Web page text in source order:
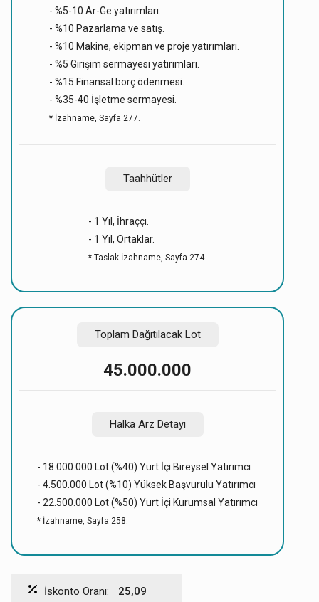
- %5-10 Ar-Ge yatırımları.
- %10 Pazarlama ve satış.
- %10 Makine, ekipman ve proje yatırımları.
- %5 Girişim sermayesi yatırımları.
- %15 Finansal borç ödenmesi.
- %35-40 İşletme sermayesi.
* İzahname, Sayfa 277.
Taahhütler
- 1 Yıl, İhraççı.
- 1 Yıl, Ortaklar.
* Taslak İzahname, Sayfa 274.
Toplam Dağıtılacak Lot
45.000.000
Halka Arz Detayı
- 18.000.000 Lot (%40) Yurt İçi Bireysel Yatırımcı
- 4.500.000 Lot (%10) Yüksek Başvurulu Yatırımcı
- 22.500.000 Lot (%50) Yurt İçi Kurumsal Yatırımcı
* İzahname, Sayfa 258.
İskonto Oranı: 25,09